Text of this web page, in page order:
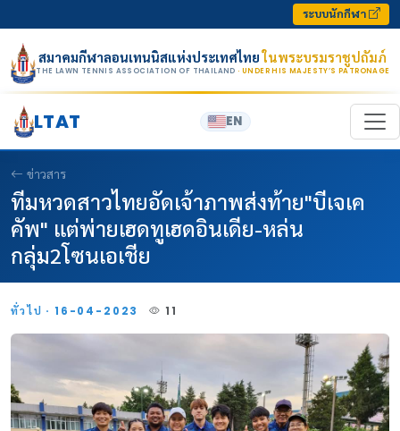
ระบบนักกีฬา
สมาคมกีฬาลอนเทนนิสแห่งประเทศไทยในพระบรมราชูปถัมภ์
THE LAWN TENNIS ASSOCIATION OF THAILAND · UNDER HIS MAJESTY’S PATRONAGE
LTAT EN
ข่าวสาร
ทีมหวดสาวไทยอัดเจ้าภาพส่งท้าย"บีเจเค
คัพ" แต่พ่ายเฮดทูเฮดอินเดีย-หล่น
กลุ่ม2โซนเอเชีย
ทั่วไป · 16-04-2023 11